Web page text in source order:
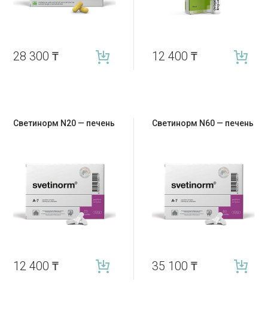
28 300₸ 12 400 ₸
Светинорм N20 — печень
12 400₸
Светинорм N60 — печень
35 100 ₸